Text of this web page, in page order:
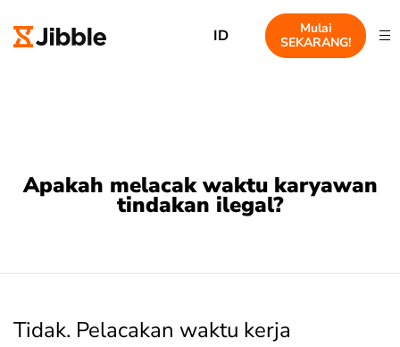
ID
Mulai
SEKARANG!
Apakah melacak waktu karyawan
tindakan ilegal?
Tidak. Pelacakan waktu kerja